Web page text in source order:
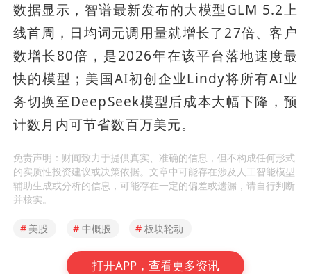
数据显示，智谱最新发布的大模型GLM 5.2上
线首周，日均词元调用量就增长了27倍、客户
数增长80倍，是2026年在该平台落地速度最
快的模型；美国AI初创企业Lindy将所有AI业
务切换至DeepSeek模型后成本大幅下降，预
计数月内可节省数百万美元。
免责声明：财闻致力于提供真实、准确的信息，但不构成任何形式
的实质性投资建议或决策依据。文章中可能存在涉及人工智能模型
辅助生成或分析的信息，可能存在一定的偏差或遗漏，请自行判断
并核实。
# 美股 # 中概股 # 板块轮动
打开APP，查看更多资讯